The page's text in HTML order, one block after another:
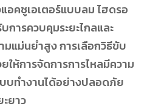
อคชูเอเตอร์แบบลม ไฮดรอ
การควบคุมระยะไกลและ
มแม่นยำสูง การเลือกวิธีขับ
ให้การจัดการการไหลมีความ
บบทำงานได้อย่างปลอดภัย
ะยาว